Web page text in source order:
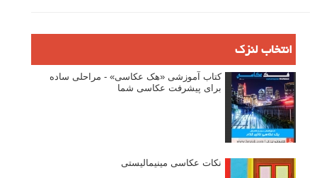
انتخاب لنزک
کتاب آموزشی «هک عکاسی» - مراحلی ساده
برای پیشرفت عکاسی شما
نکات عکاسی مینیمالیستی